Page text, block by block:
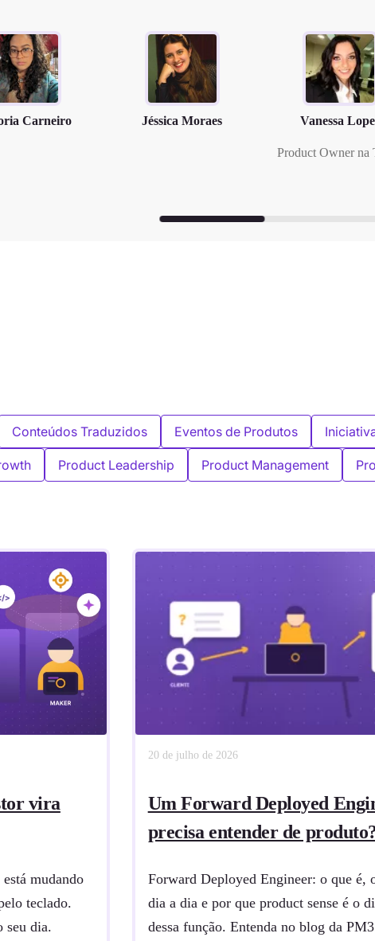
Carneiro Jéssica Moraes Vanessa
Product Owner na
Conteúdos Traduzidos Eventos de Produtos
Product Leadership Product Management
vira
mudando
teclado.
seu dia.
20 de julho de 2026
Um Forward Deployed
precisa entender de
Forward Deployed Engineer: o que é,
dia a dia e por que product sense é o
dessa função. Entenda no blog da